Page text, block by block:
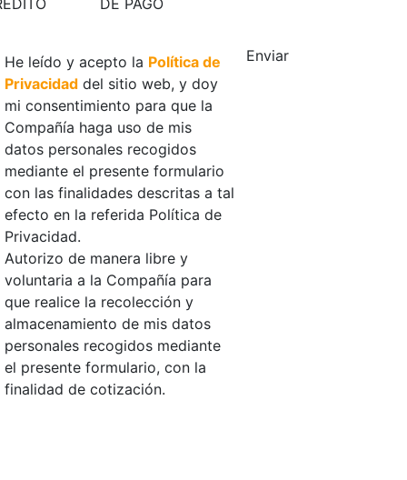
DE PAGO
Enviar
He leído y acepto la Política de
Privacidad del sitio web, y doy
mi consentimiento para que la
Compañía haga uso de mis
datos personales recogidos
mediante el presente formulario
con las finalidades descritas a tal
efecto en la referida Política de
Privacidad.
Autorizo de manera libre y
voluntaria a la Compañía para
que realice la recolección y
almacenamiento de mis datos
personales recogidos mediante
el presente formulario, con la
finalidad de cotización.